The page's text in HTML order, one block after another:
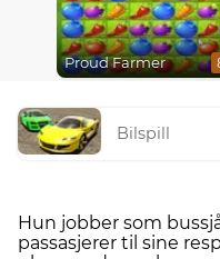
Proud Farmer
Bilspill
Hun jobber som
passasjerer til sine